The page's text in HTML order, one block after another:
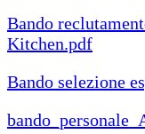
Bando
Kitchen.pdf
Bando selezione